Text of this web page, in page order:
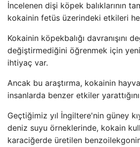
İncelenen dişi köpek balıklarının
kokainin fetüs üzerindeki etkileri
Kokainin köpekbalığı davranışını
değiştirmediğini öğrenmek için
ihtiyaç var.
Ancak bu araştırma, kokainin
insanlarda benzer etkiler
Geçtiğimiz yıl İngiltere'nin güney
deniz suyu örneklerinde, kokain
karaciğerde üretilen